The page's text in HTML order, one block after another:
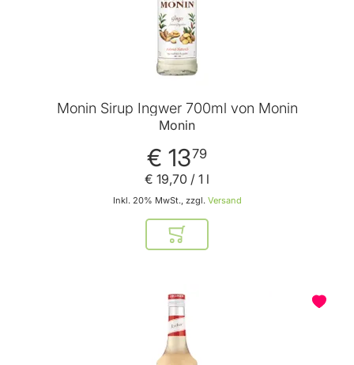
Monin Sirup Ingwer 700ml von Monin
Monin
€ 1379
Inkl. 20% MwSt., zzgl. Versand
€ 19,70 / 1 l
In den Warenkorb